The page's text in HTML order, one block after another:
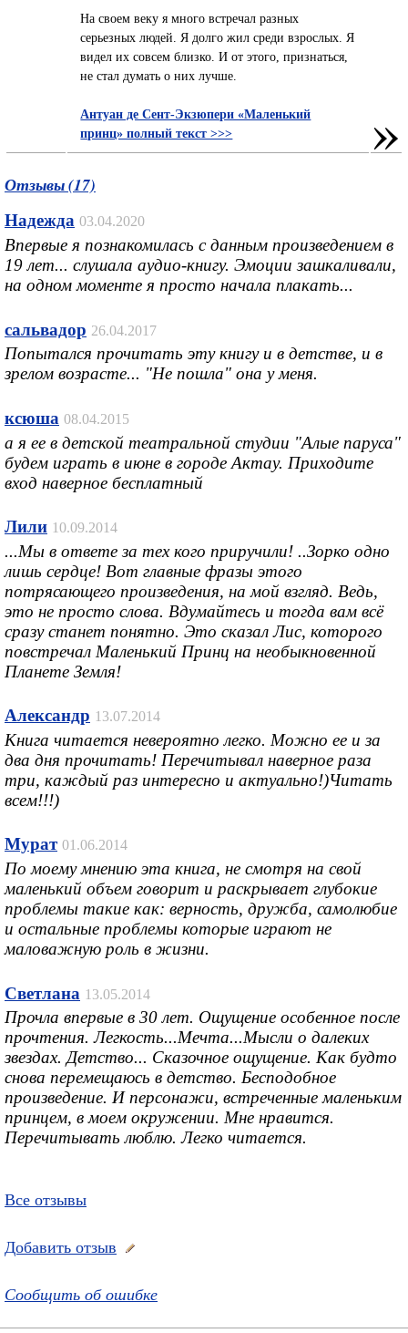
На своем веку я много встречал разных
серьезных людей. Я долго жил среди взрослых. Я
видел их совсем близко. И от этого, признаться,
не стал думать о них лучше.
Антуан де Сент-Экзюпери «Маленький
принц» полный текст >>>
»
Отзывы (17)
Надежда 03.04.2020
Впервые я познакомилась с данным произведением в
19 лет... слушала аудио-книгу. Эмоции зашкаливали,
на одном моменте я просто начала плакать...
сальвадор 26.04.2017
Попытался прочитать эту книгу и в детстве, и в
зрелом возрасте... "Не пошла" она у меня.
ксюша 08.04.2015
а я ее в детской театральной студии "Алые паруса"
будем играть в июне в городе Актау. Приходите
вход наверное бесплатный
Лили 10.09.2014
...Мы в ответе за тех кого приручили! ..Зорко одно
лишь сердце! Вот главные фразы этого
потрясающего произведения, на мой взгляд. Ведь,
это не просто слова. Вдумайтесь и тогда вам всё
сразу станет понятно. Это сказал Лис, которого
повстречал Маленький Принц на необыкновенной
Планете Земля!
Александр 13.07.2014
Книга читается невероятно легко. Можно ее и за
два дня прочитать! Перечитывал наверное раза
три, каждый раз интересно и актуально!)Читать
всем!!!)
Мурат 01.06.2014
По моему мнению эта книга, не смотря на свой
маленький объем говорит и раскрывает глубокие
проблемы такие как: верность, дружба, самолюбие
и остальные проблемы которые играют не
маловажную роль в жизни.
Светлана 13.05.2014
Прочла впервые в 30 лет. Ощущение особенное после
прочтения. Легкость...Мечта...Мысли о далеких
звездах. Детство... Сказочное ощущение. Как будто
снова перемещаюсь в детство. Бесподобное
произведение. И персонажи, встреченные маленьким
принцем, в моем окружении. Мне нравится.
Перечитывать люблю. Легко читается.
Все отзывы
Добавить отзыв
Сообщить об ошибке